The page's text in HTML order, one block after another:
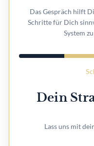
Das Gespräch hilft
Schritte für Dich
System
Dein
Lass uns mit